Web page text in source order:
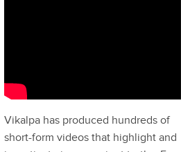
Vikalpa has produced hundreds of
short-form videos that highlight and